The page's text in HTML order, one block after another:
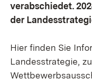
verabschiedet.
der
Hier finden Sie
Landesstrategie,